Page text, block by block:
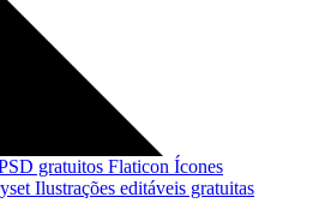
gratuitos Flaticon Ícones
Ilustrações editáveis gratuitas